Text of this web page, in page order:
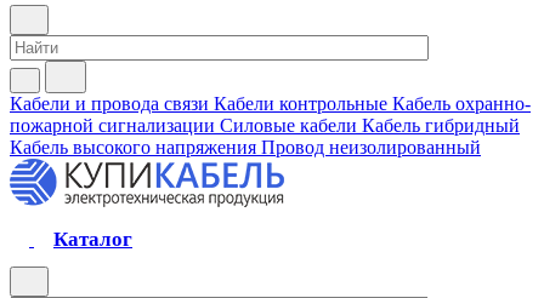
Кабели и провода связи Кабели контрольные Кабель охранно-
пожарной сигнализации Силовые кабели Кабель гибридный
Кабель высокого напряжения Провод неизолированный
Каталог